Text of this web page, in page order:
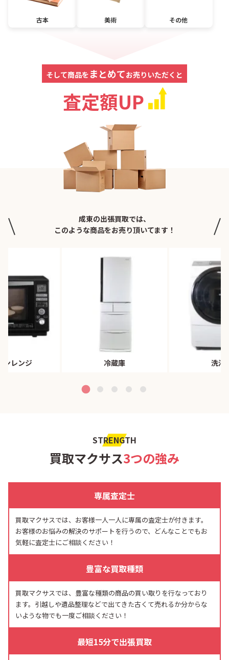
古本 美術 その他
そして商品を まとめてお売りいただくと
査定額UP
成東の出張買取では、
このような商品をお売り頂いてます！
ンレンジ 冷蔵庫 洗濯
STRENGTH
買取マクサス3つの強み
専属査定士
買取マクサスでは、お客様一人一人に専属の査定士が付きます。
お客様のお悩みの解決のサポートを行うので、どんなことでもお
気軽に査定士にご相談ください！
豊富な買取種類
買取マクサスでは、豊富な種類の商品の買い取りを行なっており
ます。引越しや遺品整理などで出てきた古くて売れるか分からな
いような物でも一度ご相談ください！
最短15分で出張買取